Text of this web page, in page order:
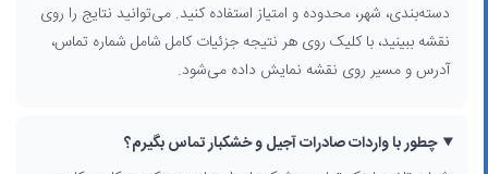
دسته‌بندی، شهر، محدوده و امتیاز استفاده کنید. می‌توانید نتایج را روی
نقشه ببینید، با کلیک روی هر نتیجه جزئیات کامل شامل شماره تماس،
آدرس و مسیر روی نقشه نمایش داده می‌شود.
چطور با واردات صادرات آجیل و خشکبار تماس بگیرم؟